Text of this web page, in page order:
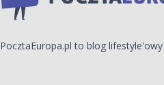
PocztaEuropa.pl to blog lifestyle'owy